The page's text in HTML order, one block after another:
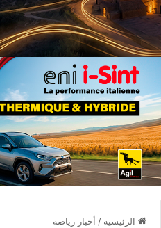
الرئيسية / أخبار رياضة